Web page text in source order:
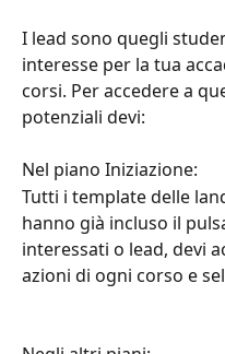
I lead sono quegli
interesse per la tua
corsi. Per accedere a
potenziali devi:
Nel piano Iniziazione:
Tutti i template delle
hanno già incluso il
interessati o lead, devi
azioni di ogni corso e